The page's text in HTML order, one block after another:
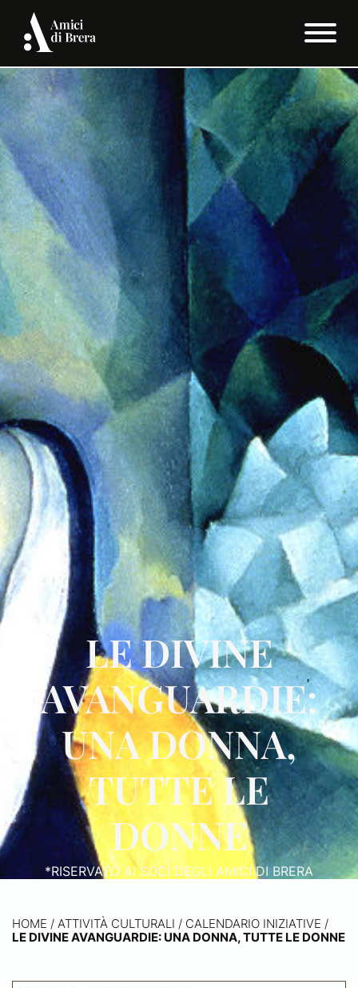
LE DIVINE
AVANGUARDIE:
UNA DONNA,
TUTTE LE
DONNE
*RISERVATO AI SOCI DEGLI AMICI DI BRERA
HOME / ATTIVITÀ CULTURALI / CALENDARIO INIZIATIVE /
LE DIVINE AVANGUARDIE: UNA DONNA, TUTTE LE DONNE